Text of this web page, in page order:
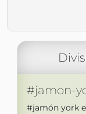
#jamon-
#jamón york